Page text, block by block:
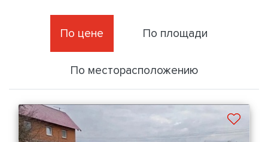
По цене По площади
По месторасположению